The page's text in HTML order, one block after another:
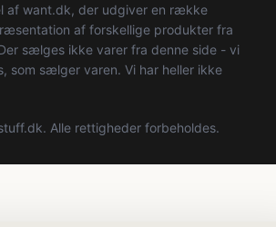
af want.dk, der udgiver en række
af forskellige produkter fra
sælges ikke varer fra denne side - vi
som sælger varen. Vi har heller ikke
Alle rettigheder forbeholdes.